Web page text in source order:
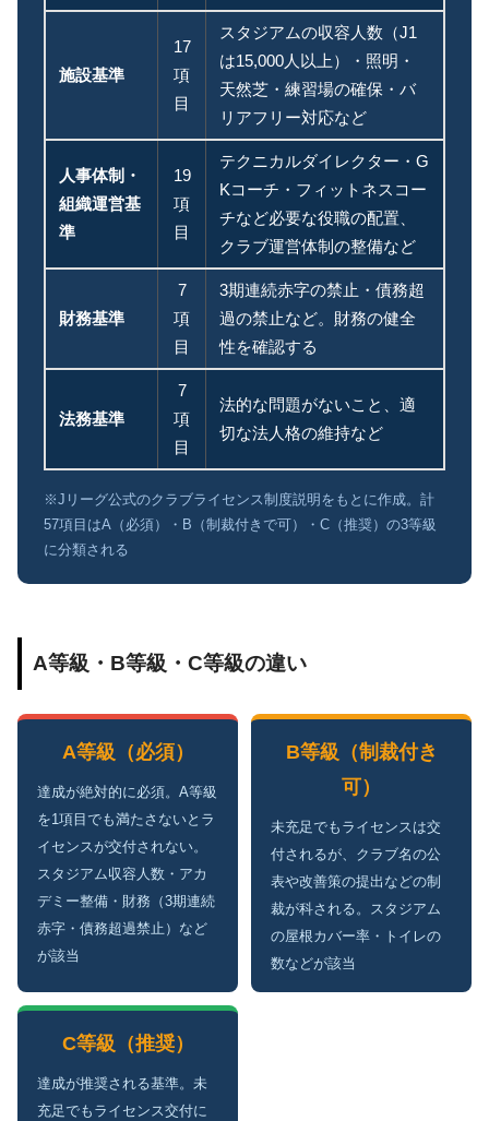
施設基準
17
項
目
スタジアムの収容人数（J1
は15,000人以上）・照明・
天然芝・練習場の確保・バ
リアフリー対応など
人事体制・
組織運営基
準
19
項
目
テクニカルダイレクター・G
Kコーチ・フィットネスコー
チなど必要な役職の配置、
クラブ運営体制の整備など
財務基準
7
項
目
3期連続赤字の禁止・債務超
過の禁止など。財務の健全
性を確認する
法務基準
7
項
目
法的な問題がないこと、適
切な法人格の維持など
※Jリーグ公式のクラブライセンス制度説明をもとに作成。計
57項目はA（必須）・B（制裁付きで可）・C（推奨）の3等級
に分類される
A等級・B等級・C等級の違い
A等級（必須）
達成が絶対的に必須。A等級
を1項目でも満たさないとラ
イセンスが交付されない。
スタジアム収容人数・アカ
デミー整備・財務（3期連続
赤字・債務超過禁止）など
が該当
B等級（制裁付き
可）
未充足でもライセンスは交
付されるが、クラブ名の公
表や改善策の提出などの制
裁が科される。スタジアム
の屋根カバー率・トイレの
数などが該当
C等級（推奨）
達成が推奨される基準。未
充足でもライセンス交付に